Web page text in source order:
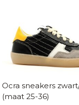
Ocra sneakers zwart/wit
(maat 25-36)